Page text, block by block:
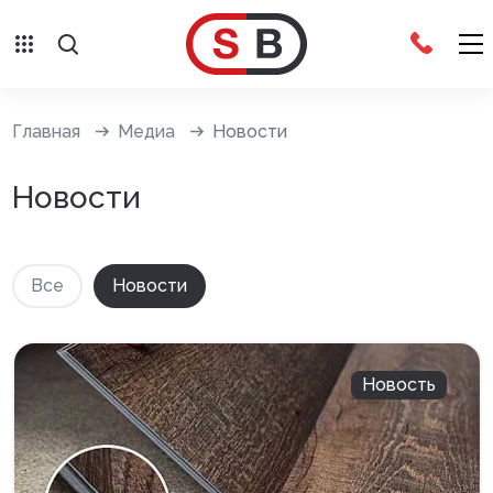
Система крепления фасадов
Водосточные системы
Дренажная система
Террасная доска
Главная Медиа Новости
Новости
Все Новости
Новость